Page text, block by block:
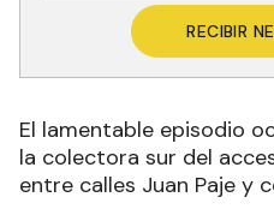
RECIBIR
El lamentable episodio
la colectora sur del
entre calles Juan Paje y